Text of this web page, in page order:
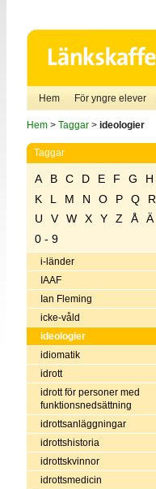
Hem För yngre elever
Hem> Taggar> ideologier
Taggar
A B C D E F G H
K
L M N O P Q R
U
V W X Y Z Å Ä
0 - 9
i-länder
IAAF
Ian Fleming
icke-våld
ideologier
idiomatik
idrott
idrott för personer med
funktionsnedsättning
idrottsanläggningar
idrottshistoria
idrottskvinnor
idrottsmedicin